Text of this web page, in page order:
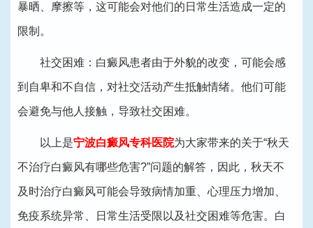
暴晒、摩擦等，这可能会对他们的日常生活造成一定的
限制。
社交困难：白癜风患者由于外貌的改变，可能会感
到自卑和不自信，对社交活动产生抵触情绪。他们可能
会避免与他人接触，导致社交困难。
以上是宁波白癜风专科医院为大家带来的关于“秋天
不治疗白癜风有哪些危害?”问题的解答，因此，秋天不
及时治疗白癜风可能会导致病情加重、心理压力增加、
免疫系统异常、日常生活受限以及社交困难等危害。白